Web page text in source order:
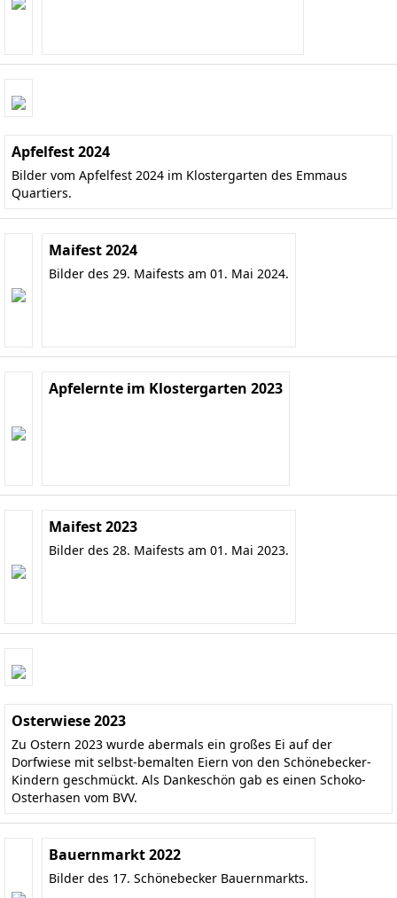
Apfelfest 2024
Bilder vom Apfelfest 2024 im Klostergarten des Emmaus
Quartiers.
Maifest 2024
Bilder des 29. Maifests am 01. Mai 2024.
Apfelernte im Klostergarten 2023
Maifest 2023
Bilder des 28. Maifests am 01. Mai 2023.
Osterwiese 2023
Zu Ostern 2023 wurde abermals ein großes Ei auf der
Dorfwiese mit selbst-bemalten Eiern von den Schönebecker-
Kindern geschmückt. Als Dankeschön gab es einen Schoko-
Osterhasen vom BVV.
Bauernmarkt 2022
Bilder des 17. Schönebecker Bauernmarkts.